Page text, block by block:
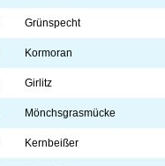
Grünspecht
Kormoran
Girlitz
Mönchsgrasmücke
Kernbeißer